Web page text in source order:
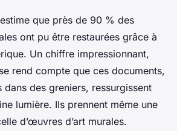
que près de 90 % des
ont pu être restaurées grâce à
Un chiffre impressionnant,
rend compte que ces documents,
dans des greniers, ressurgissent
lumière. Ils prennent même une
d’œuvres d’art murales.